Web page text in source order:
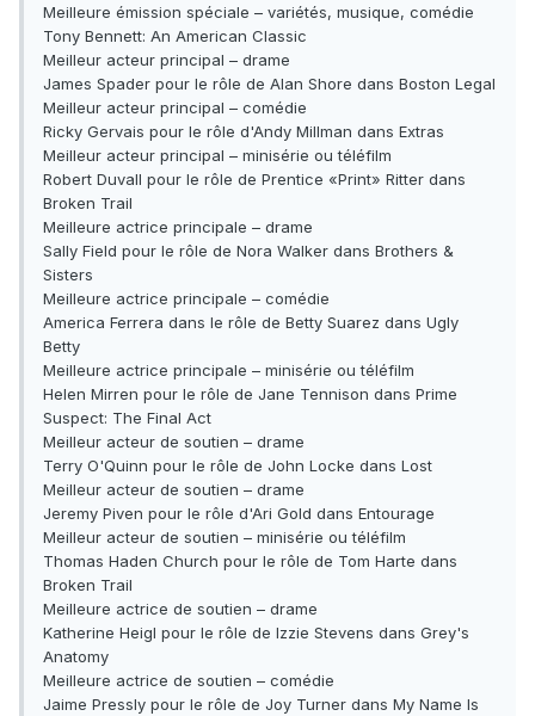
Meilleure émission spéciale – variétés, musique, comédie
Tony Bennett: An American Classic
Meilleur acteur principal – drame
James Spader pour le rôle de Alan Shore dans Boston Legal
Meilleur acteur principal – comédie
Ricky Gervais pour le rôle d'Andy Millman dans Extras
Meilleur acteur principal – minisérie ou téléfilm
Robert Duvall pour le rôle de Prentice «Print» Ritter dans
Broken Trail
Meilleure actrice principale – drame
Sally Field pour le rôle de Nora Walker dans Brothers &
Sisters
Meilleure actrice principale – comédie
America Ferrera dans le rôle de Betty Suarez dans Ugly
Betty
Meilleure actrice principale – minisérie ou téléfilm
Helen Mirren pour le rôle de Jane Tennison dans Prime
Suspect: The Final Act
Meilleur acteur de soutien – drame
Terry O'Quinn pour le rôle de John Locke dans Lost
Meilleur acteur de soutien – drame
Jeremy Piven pour le rôle d'Ari Gold dans Entourage
Meilleur acteur de soutien – minisérie ou téléfilm
Thomas Haden Church pour le rôle de Tom Harte dans
Broken Trail
Meilleure actrice de soutien – drame
Katherine Heigl pour le rôle de Izzie Stevens dans Grey's
Anatomy
Meilleure actrice de soutien – comédie
Jaime Pressly pour le rôle de Joy Turner dans My Name Is